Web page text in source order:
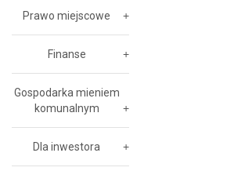
Prawo miejscowe
Finanse
Gospodarka mieniem
komunalnym
Dla inwestora